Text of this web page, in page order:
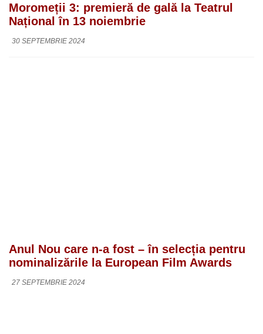
Moromeții 3: premieră de gală la Teatrul
Național în 13 noiembrie
30 SEPTEMBRIE 2024
Anul Nou care n-a fost – în selecția pentru
nominalizările la European Film Awards
27 SEPTEMBRIE 2024